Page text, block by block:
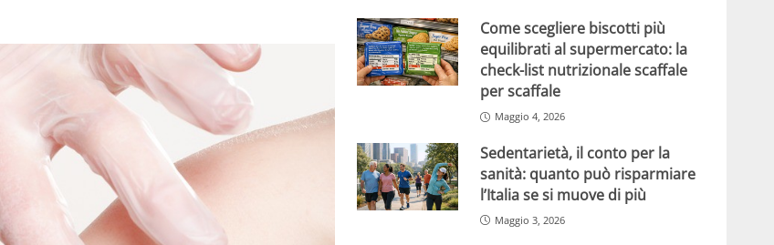
Come scegliere biscotti più
equilibrati al supermercato: la
check-list nutrizionale scaffale
per scaffale
Maggio 4, 2026
Sedentarietà, il conto per la
sanità: quanto può risparmiare
l’Italia se si muove di più
Maggio 3, 2026